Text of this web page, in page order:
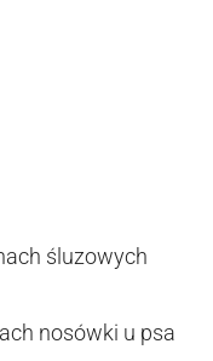
śluzowych
nosówki u psa